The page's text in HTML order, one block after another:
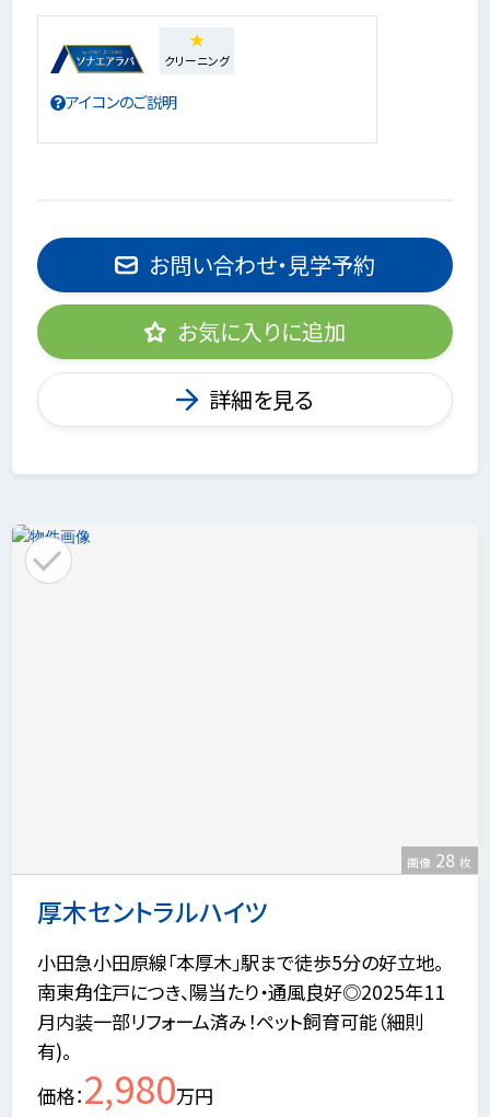
★
クリーニング
アイコンのご説明
お問い合わせ・見学予約
お気に入りに追加
詳細を見る
厚木セントラルハイツ
画像 28 枚
小田急小田原線「本厚木」駅まで徒歩5分の好立地。
南東角住戸につき、陽当たり・通風良好◎2025年11
月内装一部リフォーム済み！ペット飼育可能（細則
有)。
価格 2,980万円